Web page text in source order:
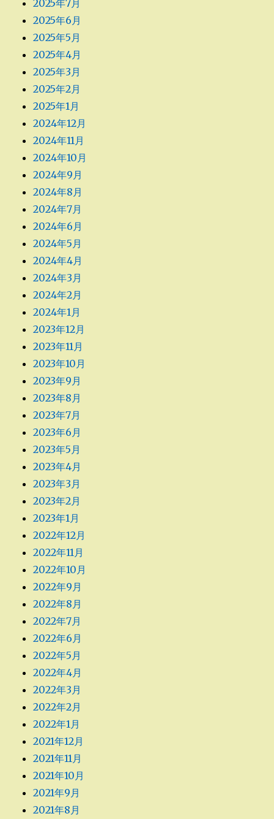
2025年7月
2025年6月
2025年5月
2025年4月
2025年3月
2025年2月
2025年1月
2024年12月
2024年11月
2024年10月
2024年9月
2024年8月
2024年7月
2024年6月
2024年5月
2024年4月
2024年3月
2024年2月
2024年1月
2023年12月
2023年11月
2023年10月
2023年9月
2023年8月
2023年7月
2023年6月
2023年5月
2023年4月
2023年3月
2023年2月
2023年1月
2022年12月
2022年11月
2022年10月
2022年9月
2022年8月
2022年7月
2022年6月
2022年5月
2022年4月
2022年3月
2022年2月
2022年1月
2021年12月
2021年11月
2021年10月
2021年9月
2021年8月